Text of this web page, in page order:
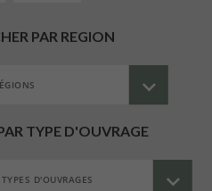
PAR REGION
TYPE D'OUVRAGE